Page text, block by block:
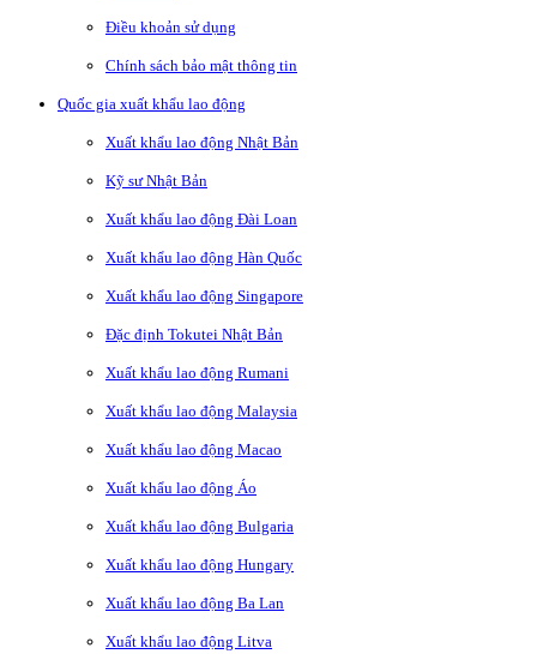
Điều khoản sử dụng
Chính sách bảo mật thông tin
Quốc gia xuất khẩu lao động
Xuất khẩu lao động Nhật Bản
Kỹ sư Nhật Bản
Xuất khẩu lao động Đài Loan
Xuất khẩu lao động Hàn Quốc
Xuất khẩu lao động Singapore
Đặc định Tokutei Nhật Bản
Xuất khẩu lao động Rumani
Xuất khẩu lao động Malaysia
Xuất khẩu lao động Macao
Xuất khẩu lao động Áo
Xuất khẩu lao động Bulgaria
Xuất khẩu lao động Hungary
Xuất khẩu lao động Ba Lan
Xuất khẩu lao động Litva